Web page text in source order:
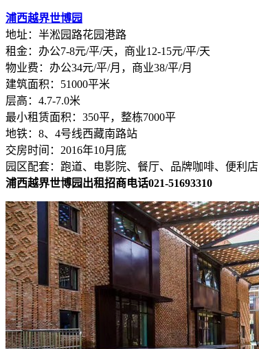
浦西越界世博园
地址：半淞园路花园港路
租金：办公7-8元/平/天，商业12-15元/平/天
物业费：办公34元/平/月，商业38/平/月
建筑面积：51000平米
层高：4.7-7.0米
最小租赁面积：350平，整栋7000平
地铁：8、4号线西藏南路站
交房时间：2016年10月底
园区配套：跑道、电影院、餐厅、品牌咖啡、便利店
浦西越界世博园出租招商电话021-51693310